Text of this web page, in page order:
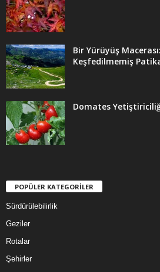
Bir Yürüyüş
Keşfedilmemiş
Domates
POPÜLER KATEGORİLER
Sürdürülebilirlik
Geziler
Rotalar
Şehirler